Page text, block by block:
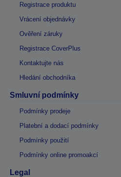
Registrace produktu
Vrácení objednávky
Ověření záruky
Registrace CoverPlus
Kontaktujte nás
Hledání obchodníka
Smluvní podmínky
Podmínky prodeje
Platební a dodací podmínky
Podmínky použití
Podmínky online promoakcí
Legal